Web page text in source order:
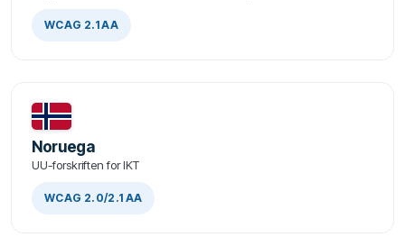
WCAG 2.1 AA
Noruega
UU-forskriften for IKT
WCAG 2.0/2.1 AA